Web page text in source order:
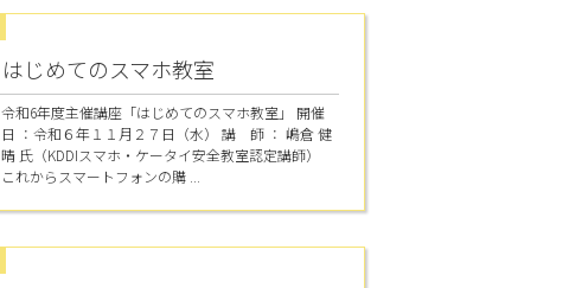
はじめてのスマホ教室
令和6年度主催講座「はじめてのスマホ教室」 開催
日 ：令和６年１１月２７日（水） 講 師 ： 嶋倉 健
晴 氏（KDDIスマホ・ケータイ安全教室認定講師）
これからスマートフォンの購 ...